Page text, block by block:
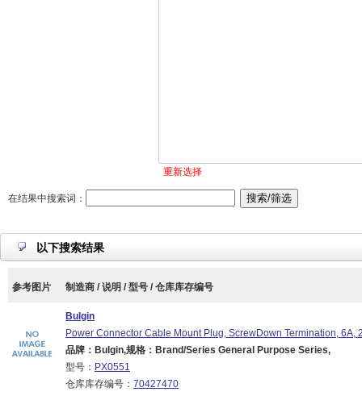
重新选择
在结果中搜索词：
以下搜索结果
参考图片 制造商 / 说明 / 型号 / 仓库库存编号
Bulgin
Power Connector Cable Mount Plug, ScrewDown Termination, 6A,
品牌：Bulgin,规格：Brand/Series General Purpose Series,
型号： PX0551
仓库库存编号： 70427470